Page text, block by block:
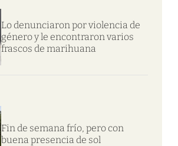
Lo denunciaron por violencia de
género y le encontraron varios
frascos de marihuana
Fin de semana frío, pero con
buena presencia de sol